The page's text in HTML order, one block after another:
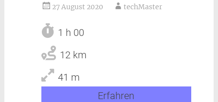
27 August 2020 techMaster
1 h 00
12 km
41 m
Erfahren